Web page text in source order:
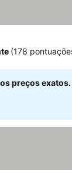
(178
preços exatos.